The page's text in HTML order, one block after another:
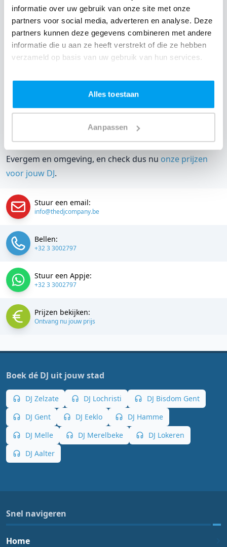
informatie over uw gebruik van onze site met onze
partners voor social media, adverteren en analyse. Deze
partners kunnen deze gegevens combineren met andere
informatie die u aan ze heeft verstrekt of die ze hebben
verzameld op basis van uw gebruik van hun services.
Alles toestaan
Aanpassen
DJ boeken voor jouw feest in Sint-Barbara Rieme?
EenDJ boeken zonder zorgen in Sint-Barbara Rieme:
dat is onze garantie. Van de afstemming met de locatie
tot een reserve DJ. Wij zorgen dat het goed komt. Maar
natuurlijk weten wat het kost.
makkelijk. Daarom kun je bij ons online de prijs
berekenen voor jouw feest. Ook kun je nu boeken of
een vrijblijvende offerte aanvragen. Boek de beste DJ uit
Evergem en omgeving, en check dus nu onze prijzen
voor jouw DJ.
Stuur een email:
info@thedjcompany.be
Bellen:
+32 3 3002797
Stuur een Appje:
+32 3 3002797
Prijzen bekijken:
Ontvang nu jouw prijs
Boek dé DJ uit jouw stad
DJ Zelzate DJ Lochristi
DJ Bisdom Gent
DJ Gent
DJ Eeklo
DJ Hamme
DJ Melle
DJ Merelbeke
DJ Lokeren
DJ Aalter
Snel navigeren
Home